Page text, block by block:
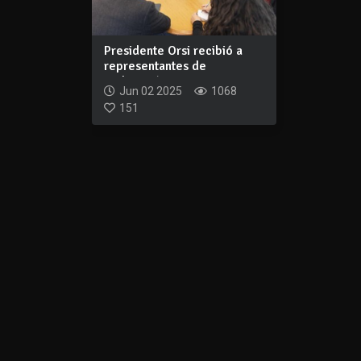
Presidente Orsi recibió a
representantes de
Federación Urugu...
Jun 02 2025
1068
151